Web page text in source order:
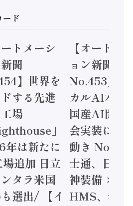
ード
ートメーシ
聞
】世界を
する先進
場
」
年は新たに
追加 日立
タラ米国
選出/ 【イ
【オートメ
ョン新聞
No.453】フ
カルAI本格
国産AI開発
会実装に活
動き
士通、日立
神装備 ×
HMS、老舗